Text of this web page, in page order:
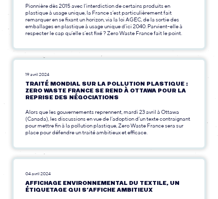
Pionnière dès 2015 avec l’interdiction de certains produits en
plastique à usage unique, la France s’est particulièrement fait
remarquer en se fixant un horizon, via la loi AGEC, de la sortie des
emballages en plastique à usage unique d’ici 2040. Parvient-elle à
respecter le cap qu’elle s’est fixé ? Zero Waste France fait le point.
19 avril 2024
TRAITÉ MONDIAL SUR LA POLLUTION PLASTIQUE :
ZERO WASTE FRANCE SE REND À OTTAWA POUR LA
REPRISE DES NÉGOCIATIONS
Alors que les gouvernements reprennent, mardi 23 avril à Ottawa
(Canada), les discussions en vue de l’adoption d’un texte contraignant
pour mettre fin à la pollution plastique, Zero Waste France sera sur
place pour défendre un traité ambitieux et efficace.
04 avril 2024
AFFICHAGE ENVIRONNEMENTAL DU TEXTILE, UN
ÉTIQUETAGE QUI S’AFFICHE AMBITIEUX